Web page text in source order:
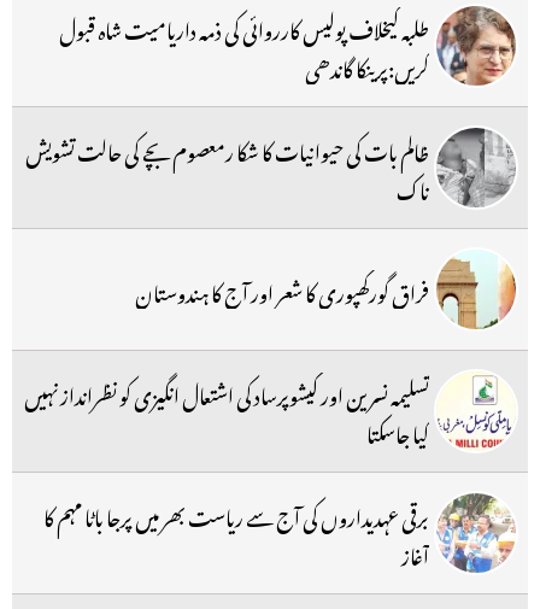
طلبہ کیخلاف پولیس کارروائی کی ذمہ داریامیت شاہ قبول
کریں:پرینکا گاندھی
ظالم بات کی حیوانیات کا شکا رمعصوم بچے کی حالت تشویش
ناک
فراق گورکھپوری کا شعر اور آج کا ہندوستان
تسلیمہ نسرین اور کیشوپرساد کی اشتعال انگیزی کو نظرانداز نہیں
کیا جاسکتا
برقی عہدیداروں کی آج سے ریاست بھر میں پرجا باٹا مہم کا
آغاز